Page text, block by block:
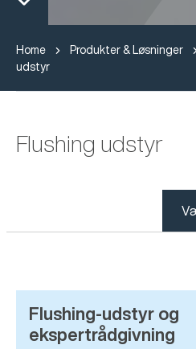
Home Produkter & Løsninger
udstyr
Flushing udstyr
Flushing-udstyr og
ekspertrådgivning